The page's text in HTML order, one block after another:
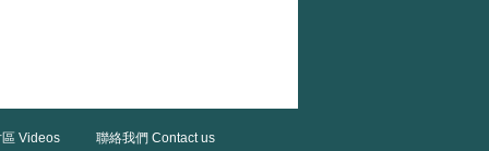
Videos 聯絡我們 Contact us